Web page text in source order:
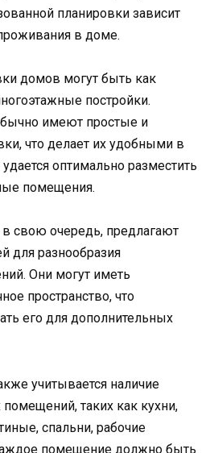
планировки зависит
в доме.
домов могут быть как
постройки.
имеют простые и
что делает их удобными в
оптимально разместить
помещения.
свою очередь, предлагают
для разнообразия
Они могут иметь
пространство, что
его для дополнительных
учитывается наличие
таких как кухни,
спальни, рабочие
помещение должно быть